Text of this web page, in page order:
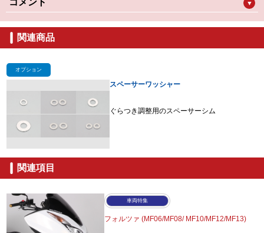
コメント ▼
関連商品
オプション
スペーサーワッシャー
ぐらつき調整用のスペーサーシム
関連項目
車両特集
フォルツァ (MF06/MF08/MF10/MF12/MF13)